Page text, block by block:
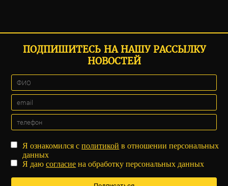
ПОДПИШИТЕСЬ НА НАШУ РАССЫЛКУ
НОВОСТЕЙ
Я ознакомился сполитикой в отношении персональных
данных
Я даюсогласие на обработку персональных данных